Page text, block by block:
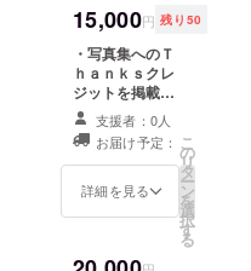
影し、撮影した
データをプレゼ
ントさせていた
だきます。
（データは、自
由にお使いいた
だけます）撮影
場所、時間は提
示した複数の候
補から選択いた
15,000円 残り50
・写真集へのＴ
ｈａｎｋｓクレ
ジットを掲載さ
せていただきま
す。 ・サイン付
き写真集をプレ
ゼントさせてい
ただきます。 ・
影し、
支援者：0人
お届け予定：
詳細を見る
こ
の
リ
タ
ー
ン
を
選
択
す
る